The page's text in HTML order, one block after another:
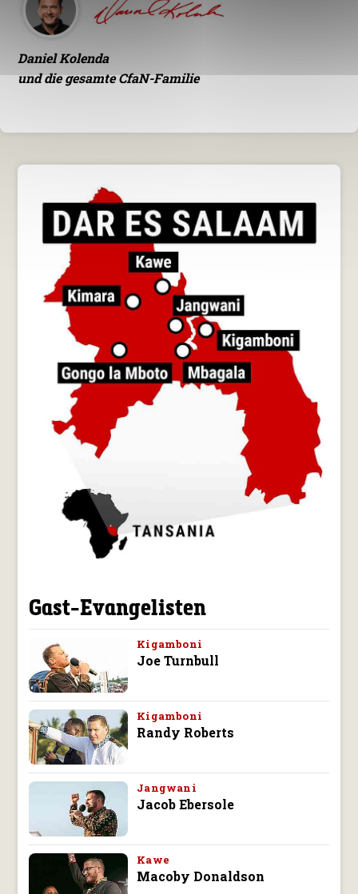
Daniel Kolenda
und die gesamte CfaN-Familie
Gast-Evangelisten
Kigamboni
Joe Turnbull
Kigamboni
Randy Roberts
Jangwani
Jacob Ebersole
Kawe
Macoby Donaldson